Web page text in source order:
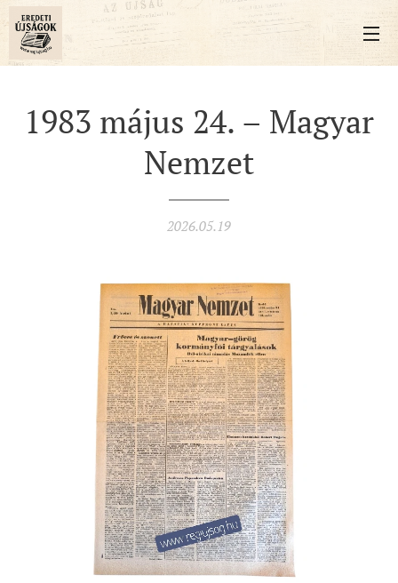
1983 május 24. – Magyar
Nemzet
2026.05.19